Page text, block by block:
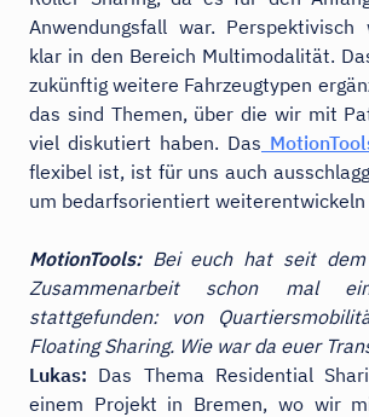
Anwendungsfall war.
klar in den Bereich Multimodalität.
zukünftig weitere Fahrzeugtypen
das sind Themen, über die wir mit
viel diskutiert haben. Das
flexibel ist, ist für uns auch
um bedarfsorientiert weiterentwickeln
MotionTools: Bei euch hat seit dem
Zusammenarbeit schon mal
stattgefunden: von
Floating Sharing. Wie war da euer
Lukas: Das Thema Residential
einem Projekt in Bremen, wo wir